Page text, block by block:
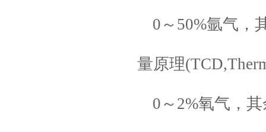
0～50%氩气，
量原理
0～2%氧气，